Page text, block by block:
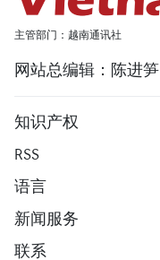
主管部门：越南通讯社
网站总编辑：陈进笋
知识产权
RSS
语言
新闻服务
联系